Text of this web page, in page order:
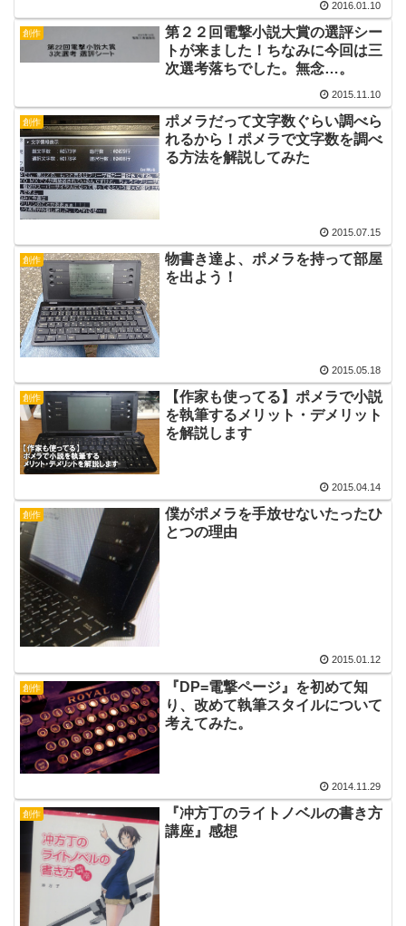
2016.01.10
創作
第２２回電撃小説大賞の選評シー
トが来ました！ちなみに今回は三
次選考落ちでした。無念…。
2015.11.10
創作
ポメラだって文字数ぐらい調べら
れるから！ポメラで文字数を調べ
る方法を解説してみた
2015.07.15
創作
物書き達よ、ポメラを持って部屋
を出よう！
2015.05.18
創作
【作家も使ってる】ポメラで小説
を執筆するメリット・デメリット
を解説します
2015.04.14
創作
僕がポメラを手放せないたったひ
とつの理由
2015.01.12
創作
『DP=電撃ページ』を初めて知
り、改めて執筆スタイルについて
考えてみた。
2014.11.29
創作
『冲方丁のライトノベルの書き方
講座』感想